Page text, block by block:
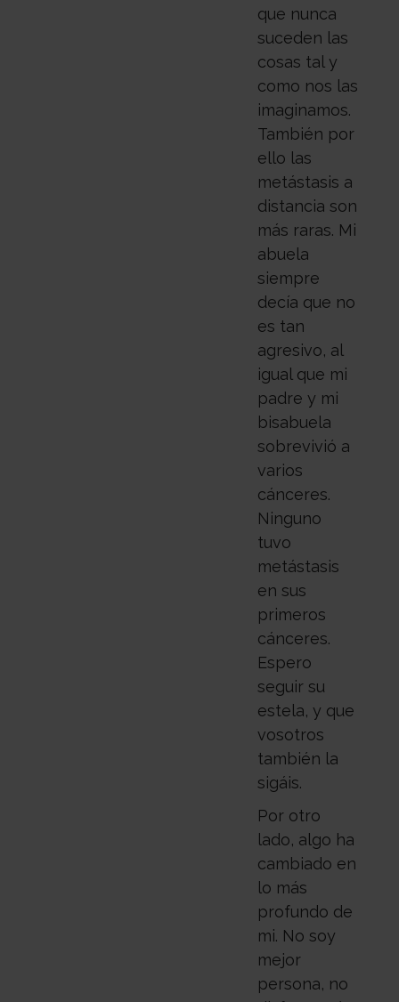
que nunca
suceden las
cosas tal y
como nos las
imaginamos.
También por
ello las
metástasis a
distancia son
más raras. Mi
abuela
siempre
decía que no
es tan
agresivo, al
igual que mi
padre y mi
bisabuela
sobrevivió a
varios
cánceres.
Ninguno
tuvo
metástasis
en sus
primeros
cánceres.
Espero
seguir su
estela, y que
vosotros
también la
sigáis.
Por otro
lado, algo ha
cambiado en
lo más
profundo de
mi. No soy
mejor
persona, no